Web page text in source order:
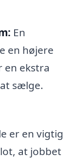
En
en højere
en ekstra
sælge.
er en vigtig
at jobbet